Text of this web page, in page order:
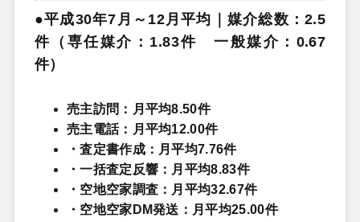
●平成30年7月～12月平均｜媒介総数：2.5
件（専任媒介：1.83件 一般媒介：0.67
件）
売主訪問：月平均8.50件
売主電話：月平均12.00件
・査定書作成：月平均7.76件
・一括査定反響：月平均8.83件
・空地空家調査：月平均32.67件
・空地空家DM発送：月平均25.00件